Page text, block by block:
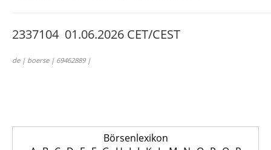
2337104 01.06.2026 CET/CEST
de | boerse | 69462889 |
Börsenlexikon